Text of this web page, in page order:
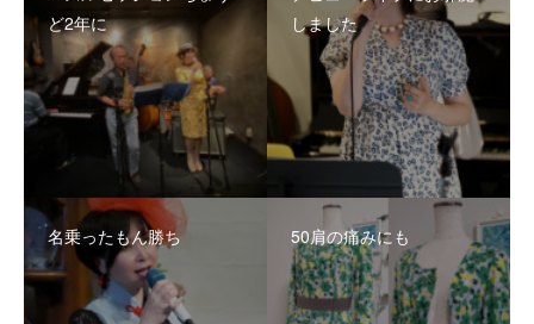
ど2年に
しました
名乗ったもん勝ち 50肩の痛みにも